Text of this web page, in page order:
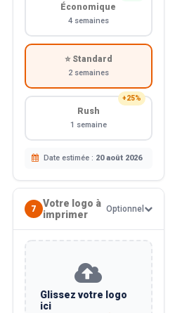
Économique
4 semaines
⭐ Standard
2 semaines
+25%
Rush
1 semaine
Date estimée : 20 août 2026
7
Votre logo à
imprimer
Optionnel
Glissez votre logo
ici